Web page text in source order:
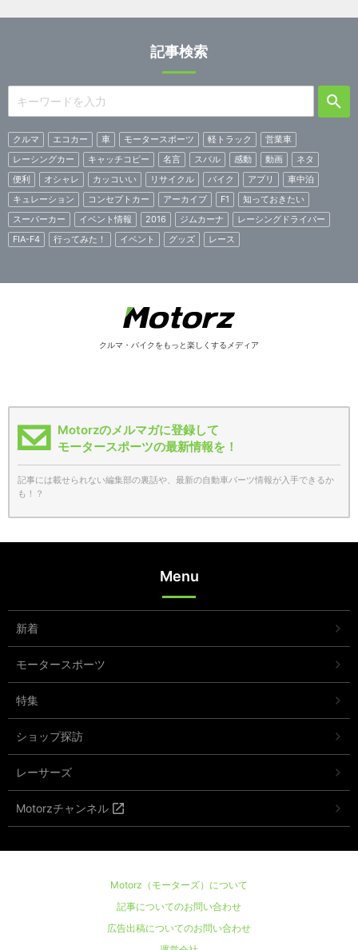
記事検索
クルマ エコカー 車 モータースポーツ 軽トラック
営業車
レーシングカー
キャッチコピー 名言 スバル 感動 動画
ネタ
便利
オシャレ カッコいい リサイクル バイク アプリ
車中泊
キュレーション
コンセプトカー アーカイブ F1
知っておきたい
スーパーカー
イベント情報 2016 ジムカーナ
レーシングドライバー
FIA-F4
行ってみた！ イベント グッズ レース
クルマ・バイクをもっと楽しくするメディア
Motorzのメルマガに登録して
モータースポーツの最新情報を！
記事には載せられない編集部の裏話や、最新の自動車パーツ情報が入手できるか
も！？
Menu
新着
モータースポーツ
特集
ショップ探訪
レーサーズ
Motorzチャンネル
Motorz（モーターズ）について
記事についてのお問い合わせ
広告出稿についてのお問い合わせ